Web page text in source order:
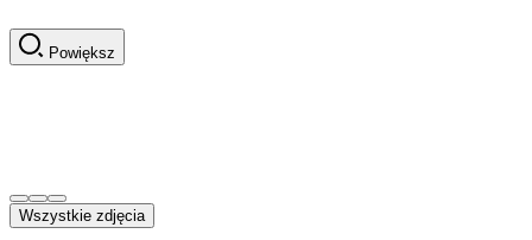
Powiększ
Wszystkie zdjęcia